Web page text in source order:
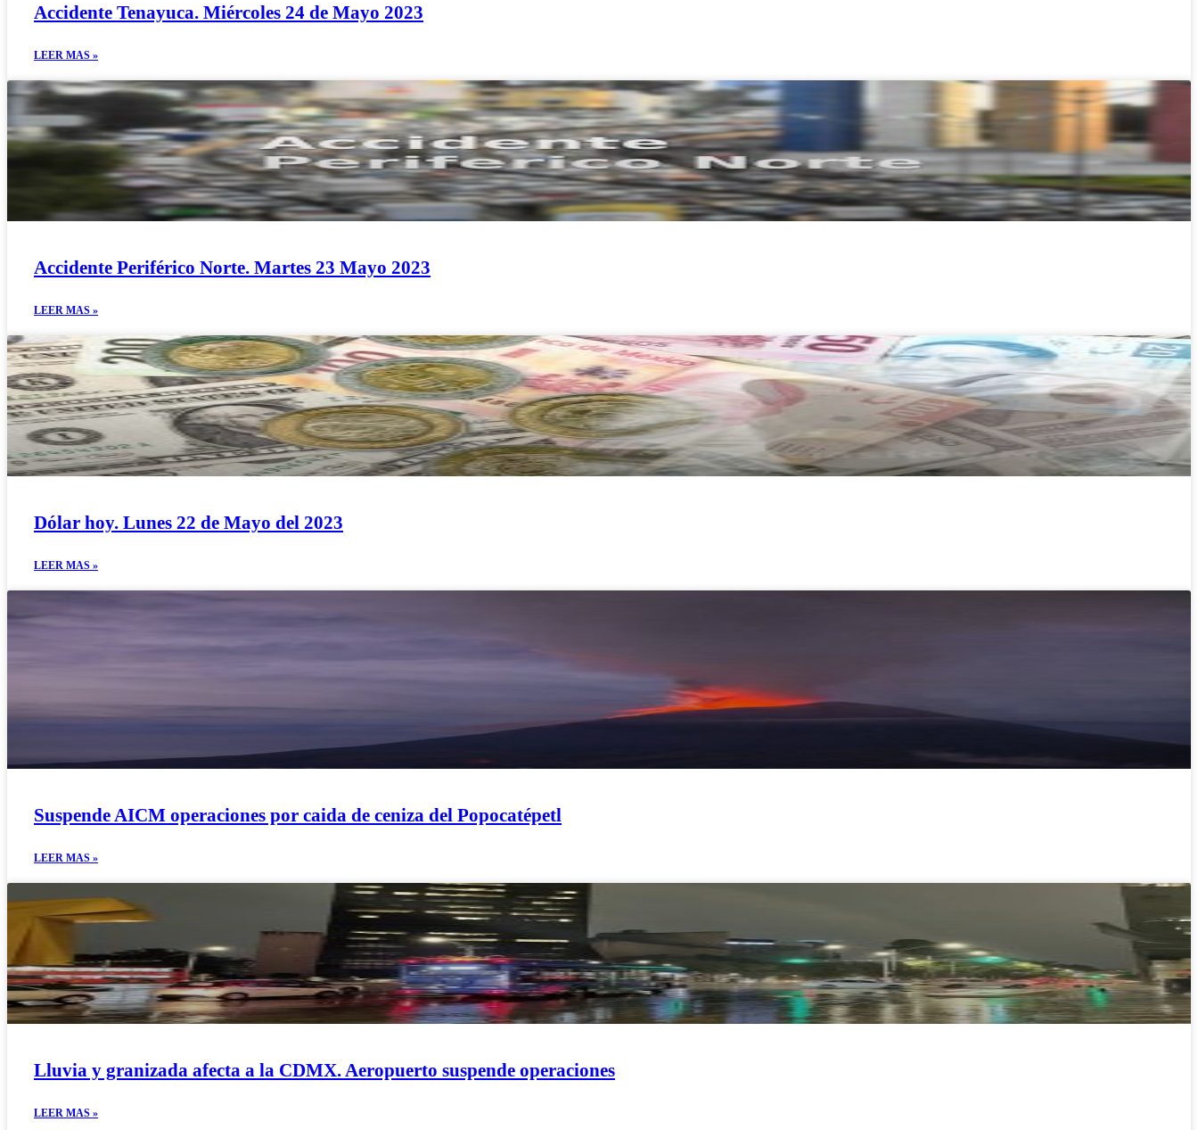
Accidente Tenayuca. Miércoles 24 de Mayo 2023
LEER MAS »
Accidente Periférico Norte. Martes 23 Mayo 2023
LEER MAS »
Dólar hoy. Lunes 22 de Mayo del 2023
LEER MAS »
Suspende AICM operaciones por caida de ceniza del Popocatépetl
LEER MAS »
Lluvia y granizada afecta a la CDMX. Aeropuerto suspende operaciones
LEER MAS »